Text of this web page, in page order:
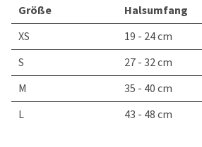
Größe
Halsumfang
XS
19 - 24 cm
S
27 - 32 cm
M
35 - 40 cm
L
43 - 48 cm